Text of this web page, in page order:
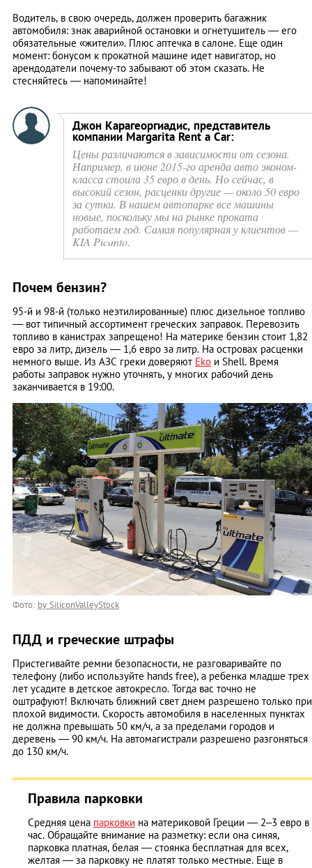
Водитель, в свою очередь, должен проверить багажник
автомобиля: знак аварийной остановки и огнетушитель — его
обязательные «жители». Плюс аптечка в салоне. Еще один
момент: бонусом к прокатной машине идет навигатор, но
арендодатели почему-то забывают об этом сказать. Не
стесняйтесь — напоминайте!
Джон Карагеоргиадис, представитель
компании Margarita Rent a Car:
Цены различаются в зависимости от сезона.
Например, в июне 2015-го аренда авто эконом-
класса стоила 35 евро в день. Но сейчас, в
высокий сезон, расценки другие — около 50 евро
за сутки. В нашем автопарке все машины
новые, поскольку мы на рынке проката
работаем год. Самая популярная у клиентов —
KIA Picanto.
Почем бензин?
95-й и 98-й (только неэтилированные) плюс дизельное топливо
— вот типичный ассортимент греческих заправок. Перевозить
топливо в канистрах запрещено! На материке бензин стоит 1,82
евро за литр, дизель — 1,6 евро за литр. На островах расценки
немного выше. Из АЗС греки доверяют Eko и Shell. Время
работы заправок нужно уточнять, у многих рабочий день
заканчивается в 19:00.
Фото: by SiliconValleyStock
ПДД и греческие штрафы
Пристегивайте ремни безопасности, не разговаривайте по
телефону (либо используйте hands free), а ребенка младше трех
лет усадите в детское автокресло. Тогда вас точно не
оштрафуют! Включать ближний свет днем разрешено только при
плохой видимости. Скорость автомобиля в населенных пунктах
не должна превышать 50 км/ч, а за пределами городов и
деревень — 90 км/ч. На автомагистрали разрешено разгоняться
до 130 км/ч.
Правила парковки
Средняя цена парковки на материковой Греции — 2–3 евро в
час. Обращайте внимание на разметку: если она синяя,
парковка платная, белая — стоянка бесплатная для всех,
желтая — за парковку не платят только местные. Еще в